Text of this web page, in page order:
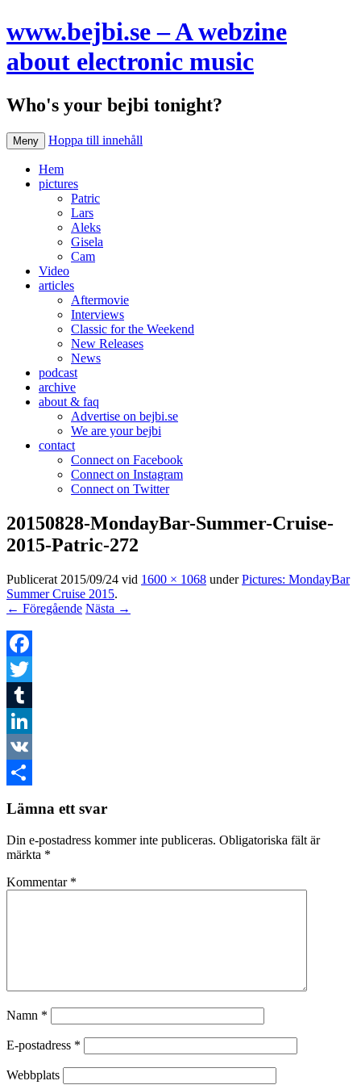
www.bejbi.se – A webzine
about electronic music
Who's your bejbi tonight?
Meny Hoppa till innehåll
Hem
pictures
Patric
Lars
Aleks
Gisela
Cam
Video
articles
Aftermovie
Interviews
Classic for the Weekend
New Releases
News
podcast
archive
about & faq
Advertise on bejbi.se
We are your bejbi
contact
Connect on Facebook
Connect on Instagram
Connect on Twitter
20150828-MondayBar-Summer-Cruise-
2015-Patric-272
Publicerat 2015/09/24 vid 1600 × 1068 underPictures: MondayBar
Summer Cruise 2015.
← Föregående Nästa →
Facebook
Twitter
Tumblr
LinkedIn
VK
Lämna ett svar
Din e-postadress kommer inte publiceras. Obligatoriska fält är
märkta *
Kommentar *
Namn *
E-postadress *
Webbplats